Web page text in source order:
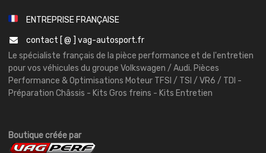
ENTREPRISE FRANÇAISE
contact [ @ ] vag-autosport.fr
Le spécialiste français de la pièce performance et de l'entretien
pour vos véhicules du groupe Volkswagen / Audi. Pièces
Performance & Optimisations Moteur TFSI / TSI / VR6 / TDI -
Préparation Châssis - Kits Gros freins - Kits Entretien
Boutique créée par